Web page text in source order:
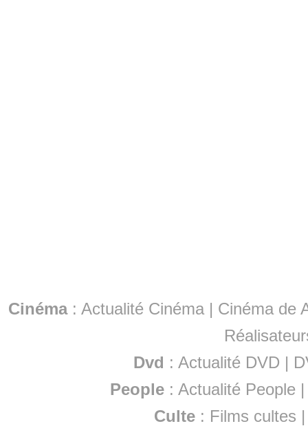
Cinéma: Actualité Cinéma | Cinéma de
Dvd : Actualité DVD |
People :Actualité People
Culte : Films cultes